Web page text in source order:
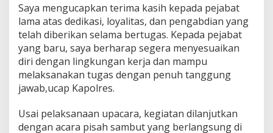
Saya mengucapkan terima kasih kepada pejabat
lama atas dedikasi, loyalitas, dan pengabdian yang
telah diberikan selama bertugas. Kepada pejabat
yang baru, saya berharap segera menyesuaikan
diri dengan lingkungan kerja dan mampu
melaksanakan tugas dengan penuh tanggung
jawab,ucap Kapolres.
Usai pelaksanaan upacara, kegiatan dilanjutkan
dengan acara pisah sambut yang berlangsung di